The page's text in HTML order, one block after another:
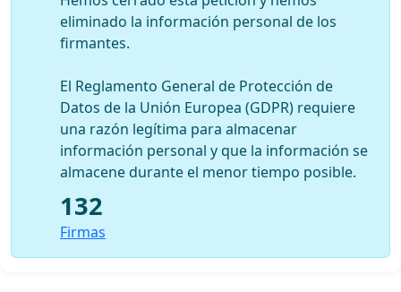
eliminado la información personal de los
firmantes.
El Reglamento General de Protección de
Datos de la Unión Europea (GDPR) requiere
una razón legítima para almacenar
información personal y que la información se
almacene durante el menor tiempo posible.
132
Firmas